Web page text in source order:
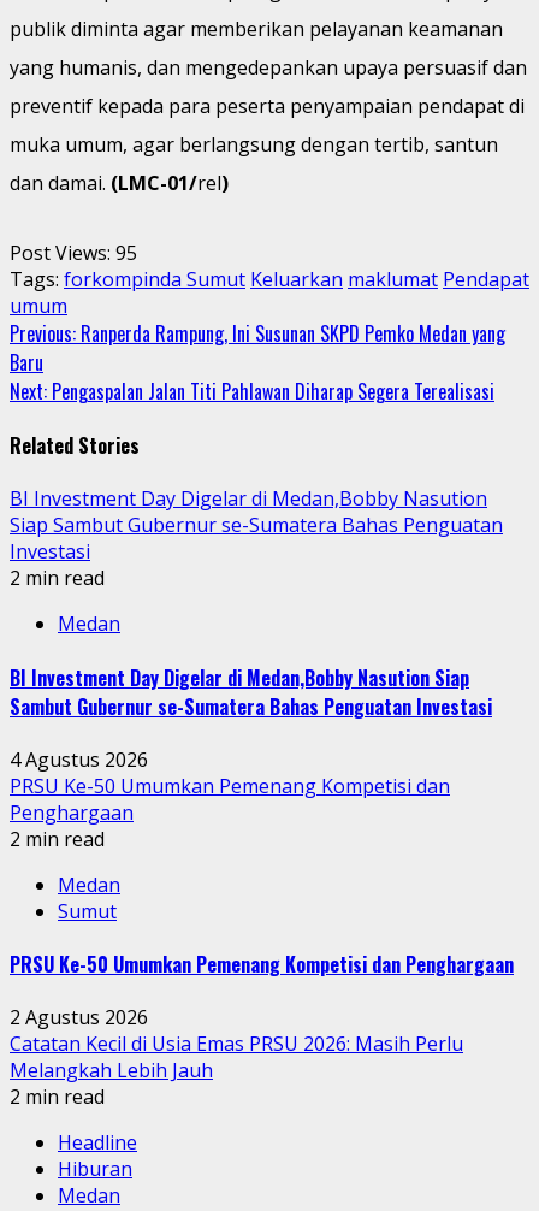
publik diminta agar memberikan pelayanan keamanan
yang humanis, dan mengedepankan upaya persuasif dan
preventif kepada para peserta penyampaian pendapat di
muka umum, agar berlangsung dengan tertib, santun
dan damai. (LMC-01/rel)
Post Views: 95
Tags: forkompinda Sumut Keluarkan maklumat Pendapat
umum
Continue
Reading
Previous: Ranperda Rampung, Ini Susunan SKPD Pemko Medan yang
Baru
Next: Pengaspalan Jalan Titi Pahlawan Diharap Segera Terealisasi
Related Stories
BI Investment Day Digelar di Medan,Bobby Nasution
Siap Sambut Gubernur se-Sumatera Bahas Penguatan
Investasi
2 min read
Medan
BI Investment Day Digelar di Medan,Bobby Nasution Siap
Sambut Gubernur se-Sumatera Bahas Penguatan Investasi
4 Agustus 2026
PRSU Ke-50 Umumkan Pemenang Kompetisi dan
Penghargaan
2 min read
Medan
Sumut
PRSU Ke-50 Umumkan Pemenang Kompetisi dan Penghargaan
2 Agustus 2026
Catatan Kecil di Usia Emas PRSU 2026: Masih Perlu
Melangkah Lebih Jauh
2 min read
Headline
Hiburan
Medan